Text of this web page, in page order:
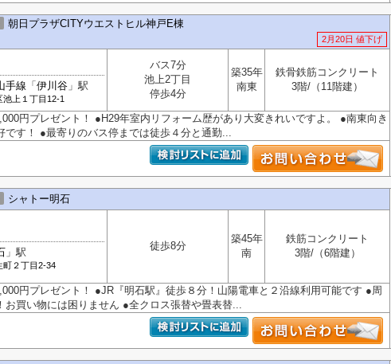
朝日プラザCITYウエストヒル神戸E棟
2月20日 値下げ
手線 「 伊川谷 」駅
池上 １丁目12-1
バス7分
池上2丁目
停歩4分
築35年
南東
鉄骨鉄筋コンクリート
3階/（11階建）
円プレゼント！ ●H29年室内リフォーム歴があり大変きれいですよ。 ●南東向き
です！ ●最寄りのバス停までは徒歩４分と通勤...
シャトー明石
」駅
町 ２丁目2-34
徒歩8分
築45年
南
鉄筋コンクリート
3階/（6階建）
円プレゼント！ ●JR『明石駅』徒歩８分！山陽電車と２沿線利用可能です ●周
お買い物には困りません ●全クロス張替や畳表替...